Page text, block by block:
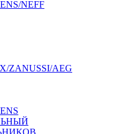
NEFF
ZANUSSI/AEG